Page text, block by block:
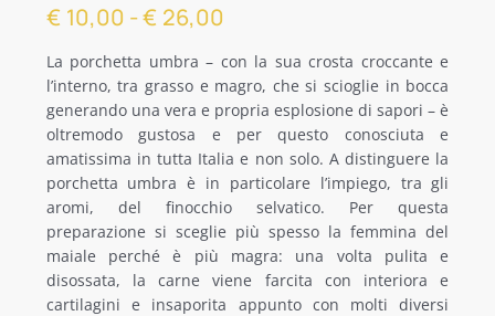
ALTRE SPECIALITÀ
SPECIALITÀ REGIONALI
OFFERTE
€ 10,00 -€ 26,00
prezzo:
da
€10,00
a
€26,00
La porchetta umbra – con la sua crosta croccante e
l’interno, tra grasso e magro, che si scioglie in bocca
generando una vera e propria esplosione di sapori – è
oltremodo gustosa e per questo conosciuta e
amatissima in tutta Italia e non solo. A distinguere la
porchetta umbra è in particolare l’impiego, tra gli
aromi, del finocchio selvatico. Per questa
preparazione si sceglie più spesso la femmina del
maiale perché è più magra: una volta pulita e
disossata, la carne viene farcita con interiora e
cartilagini e insaporita appunto con molti diversi